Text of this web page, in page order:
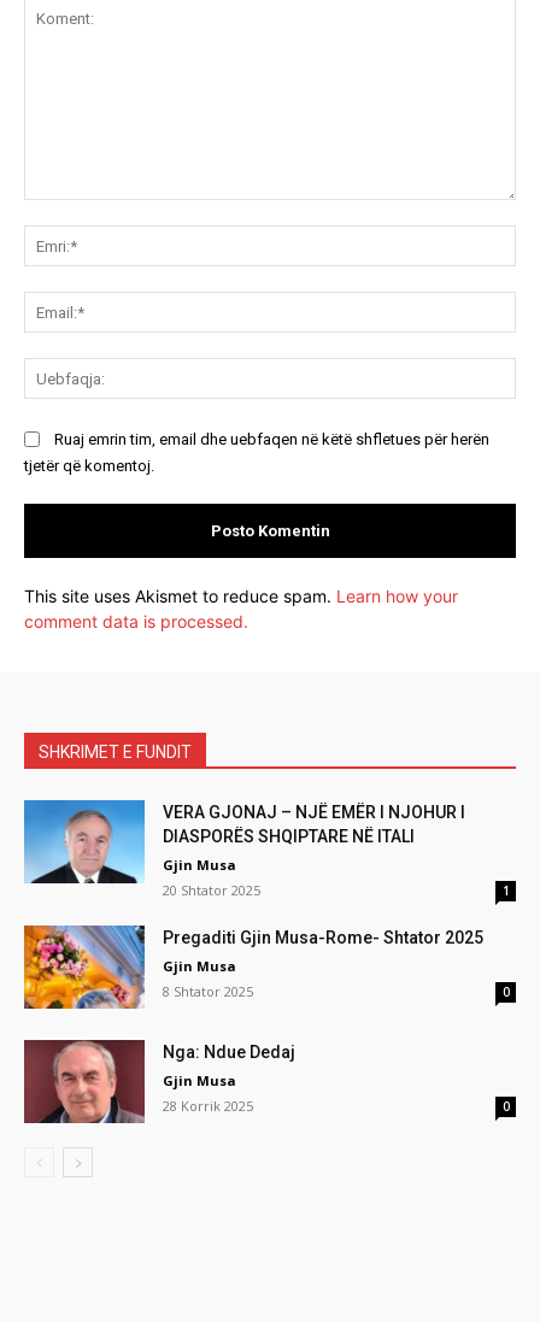
Ruaj emrin tim, email dhe uebfaqen në këtë shfletues për herën
tjetër që komentoj.
This site uses Akismet to reduce spam. Learn how your
comment data is processed.
SHKRIMET E FUNDIT
VERA GJONAJ – NJË EMËR I NJOHUR I
DIASPORËS SHQIPTARE NË ITALI
Gjin Musa
20 Shtator 2025
1
Pregaditi Gjin Musa-Rome- Shtator 2025
Gjin Musa
8 Shtator 2025
0
Nga: Ndue Dedaj
Gjin Musa
28 Korrik 2025
0